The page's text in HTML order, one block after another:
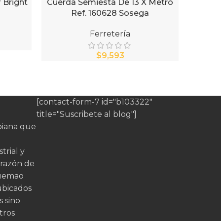
Bright AÑADIR AL CARRITO
Cuerda Semiesta De 13 X Metro
Ref. 160628 Sosega
Ferretería
$
que
y
de
sino
[contact-form-7 id="b103322"
title="Suscribete al blog"]